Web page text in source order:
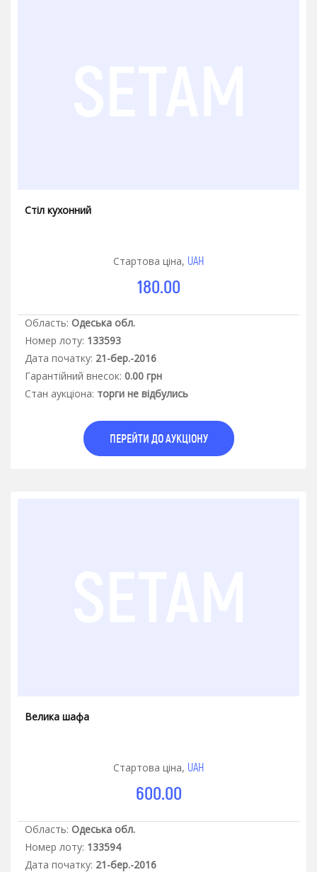
Стіл кухонний
Стартова ціна, UAH
180.00
Область: Одеська обл.
Номер лоту: 133593
Дата початку: 21-бер.-2016
Гарантiйний внесок: 0.00 грн
Стан аукцiона: торги не відбулись
ПЕРЕЙТИ ДО АУКЦІОНУ
Велика шафа
Стартова ціна, UAH
600.00
Область: Одеська обл.
Номер лоту: 133594
Дата початку: 21-бер.-2016